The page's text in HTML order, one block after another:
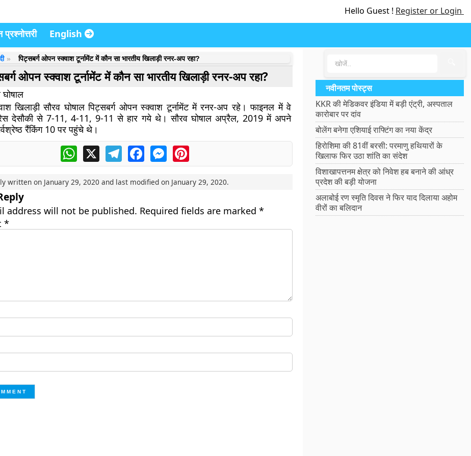
Hello Guest ! Register or Login
प्रश्नोत्तरी English
पिट्सबर्ग ओपन स्क्वाश टूर्नामेंट में कौन सा भारतीय खिलाड़ी रनर-अप रहा?
ओपन स्क्वाश टूर्नामेंट में कौन सा भारतीय खिलाड़ी रनर-अप रहा?
खिलाड़ी सौरव घोषाल पिट्सबर्ग ओपन स्क्वाश टूर्नामेंट में रनर-अप रहे। फाइनल में वे
देसौकी से 7-11, 4-11, 9-11 से हार गये थे। सौरव घोषाल अप्रैल, 2019 में अपने
रैंकिंग 10 पर पहुंचे थे।
WhatsApp
X TelegramFacebookMessengerPinterest
written on January 29, 2020 and last modified on January 29, 2020.
address will not be published. Required fields are marked *
*
नवीनतम पोस्ट्स
KKR की मेडिकवर इंडिया में बड़ी एंट्री, अस्पताल
कारोबार पर दांव
बोलेंग बनेगा एशियाई राफ्टिंग का नया केंद्र
हिरोशिमा की 81वीं बरसी: परमाणु हथियारों के
खिलाफ फिर उठा शांति का संदेश
विशाखापत्तनम क्षेत्र को निवेश हब बनाने की आंध्र
प्रदेश की बड़ी योजना
अलाबोई रण स्मृति दिवस ने फिर याद दिलाया अहोम
वीरों का बलिदान